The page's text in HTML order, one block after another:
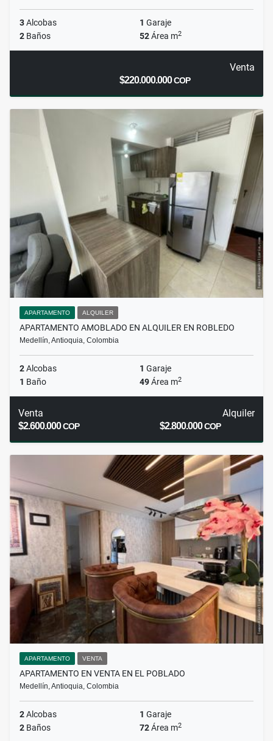
3Alcobas 1 Garaje
2 Baños 52Área m2
Venta
$220.000.000COP
APARTAMENTO ALQUILER
APARTAMENTO AMOBLADO EN ALQUILER EN ROBLEDO
Medellín, Antioquia, Colombia
2Alcobas 1 Garaje
1 Baño 49Área m2
Venta
$2.600.000COP
Alquiler
$2.800.000COP
APARTAMENTO VENTA
APARTAMENTO EN VENTA EN EL POBLADO
Medellín, Antioquia, Colombia
2Alcobas 1 Garaje
2 Baños 72Área m2